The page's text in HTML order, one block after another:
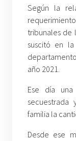
Según la
tribunales de
suscitó en
año 2021.
Ese día
familia la
Desde ese